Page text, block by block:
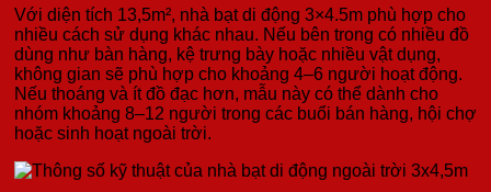
Với diện tích 13,5m², nhà bạt di động 3×4.5m phù hợp cho
nhiều cách sử dụng khác nhau. Nếu bên trong có nhiều đồ
dùng như bàn hàng, kệ trưng bày hoặc nhiều vật dụng,
không gian sẽ phù hợp cho khoảng 4–6 người hoạt động.
Nếu thoáng và ít đồ đạc hơn, mẫu này có thể dành cho
nhóm khoảng 8–12 người trong các buổi bán hàng, hội chợ
hoặc sinh hoạt ngoài trời.